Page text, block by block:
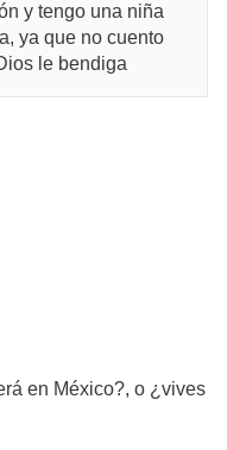
y tengo una niña
ya que no cuento
le bendiga
en México?, o ¿vives